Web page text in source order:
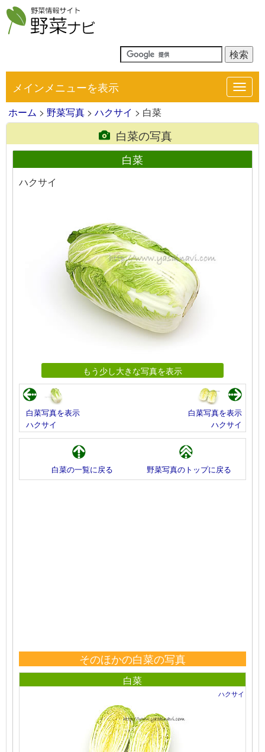
メインメニューを表示
ホーム > 野菜写真 > ハクサイ > 白菜
白菜の写真
白菜
ハクサイ
もう少し大きな写真を表示
白菜写真を表示
ハクサイ
白菜写真を表示
ハクサイ
白菜の一覧に戻る 野菜写真のトップに戻る
そのほかの白菜の写真
白菜
ハクサイ